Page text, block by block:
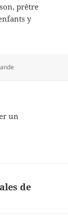
prêtre
y
un
de